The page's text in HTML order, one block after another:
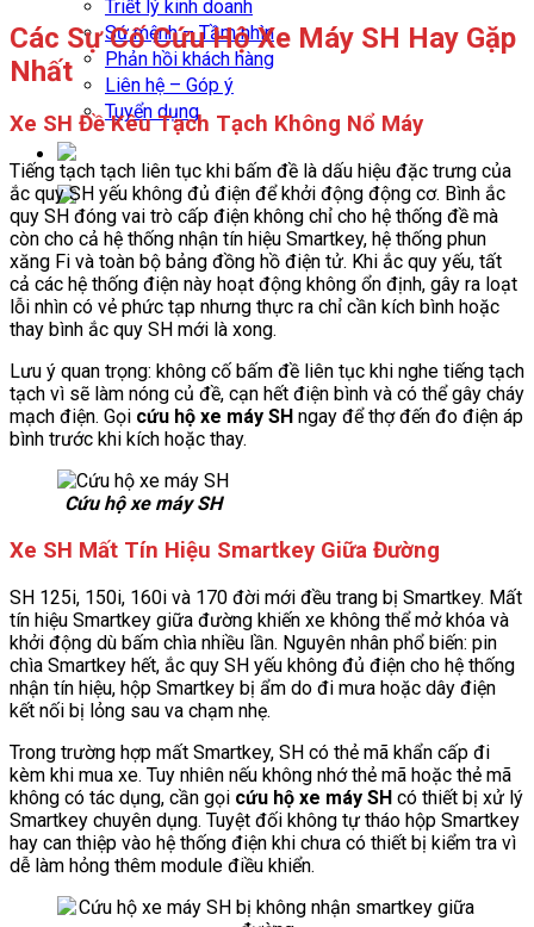
Triết lý kinh doanh
Sứ mệnh – Tầm nhìn
Phản hồi khách hàng
Liên hệ – Góp ý
Tuyển dụng
Các Sự Cố Cứu Hộ Xe Máy SH Hay Gặp
Nhất
Xe SH Đề Kêu Tạch Tạch Không Nổ Máy
Tiếng tạch tạch liên tục khi bấm đề là dấu hiệu đặc trưng của
ắc quy SH yếu không đủ điện để khởi động động cơ. Bình ắc
quy SH đóng vai trò cấp điện không chỉ cho hệ thống đề mà
còn cho cả hệ thống nhận tín hiệu Smartkey, hệ thống phun
xăng Fi và toàn bộ bảng đồng hồ điện tử. Khi ắc quy yếu, tất
cả các hệ thống điện này hoạt động không ổn định, gây ra loạt
lỗi nhìn có vẻ phức tạp nhưng thực ra chỉ cần kích bình hoặc
thay bình ắc quy SH mới là xong.
Lưu ý quan trọng: không cố bấm đề liên tục khi nghe tiếng tạch
tạch vì sẽ làm nóng củ đề, cạn hết điện bình và có thể gây cháy
mạch điện. Gọi cứu hộ xe máy SH ngay để thợ đến đo điện áp
bình trước khi kích hoặc thay.
Cứu hộ xe máy SH
Xe SH Mất Tín Hiệu Smartkey Giữa Đường
SH 125i, 150i, 160i và 170 đời mới đều trang bị Smartkey. Mất
tín hiệu Smartkey giữa đường khiến xe không thể mở khóa và
khởi động dù bấm chìa nhiều lần. Nguyên nhân phổ biến: pin
chìa Smartkey hết, ắc quy SH yếu không đủ điện cho hệ thống
nhận tín hiệu, hộp Smartkey bị ẩm do đi mưa hoặc dây điện
kết nối bị lỏng sau va chạm nhẹ.
Trong trường hợp mất Smartkey, SH có thẻ mã khẩn cấp đi
kèm khi mua xe. Tuy nhiên nếu không nhớ thẻ mã hoặc thẻ mã
không có tác dụng, cần gọi cứu hộ xe máy SH có thiết bị xử lý
Smartkey chuyên dụng. Tuyệt đối không tự tháo hộp Smartkey
hay can thiệp vào hệ thống điện khi chưa có thiết bị kiểm tra vì
dễ làm hỏng thêm module điều khiển.